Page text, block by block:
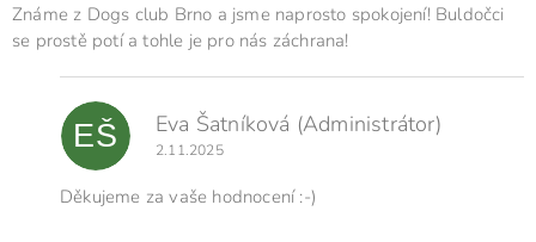
o
d
Známe z Dogs club Brno a jsme naprosto spokojení! Buldočci
se prostě potí a tohle je pro nás záchrana!
EŠ Eva Šatníková (Administrátor)
2.11.2025
Děkujeme za vaše hodnocení :-)